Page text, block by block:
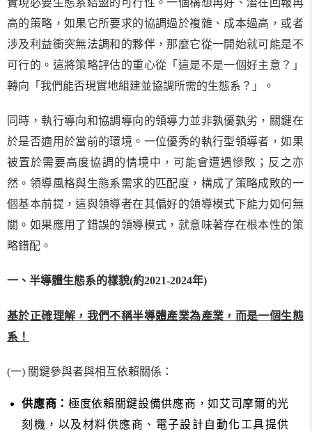
高的策略，如果它所要求的協調過於複雜、成本過高，或者
涉及利益衝突無法調和的夥伴，那麼它從一開始就可能是不
可行的。這將策略評估的重心從「這是不是一個好主意？」
轉向「我們能否現實地組建並協調所需的生態系？」。
同時，執行導向和協調導向的領導力並非孰優孰劣，關鍵在
於是否適用於當前的環境。一位優秀的執行型領導者，如果
被置於需要高度協調的情境中，可能會遭遇慘敗；反之亦
然。領導風格與生態系需求的匹配度，構成了策略成敗的一
個基本前提，這與領導者在其偏好的領導模式下能力如何無
關。如果應用了錯誤的領導模式，就意味著存在根本性的策
略錯配。
一、半導體生態系的樣貌(約2021-2024年)
基於正確理解，我們不稱半導體產業為產業，而是一個生態
系！
(一) 關鍵參與者與相互依賴關係：
供應商： 極度依賴關鍵設備供應商，如艾司摩爾的光
刻機，以及材料供應商、電子設計自動化工具提供